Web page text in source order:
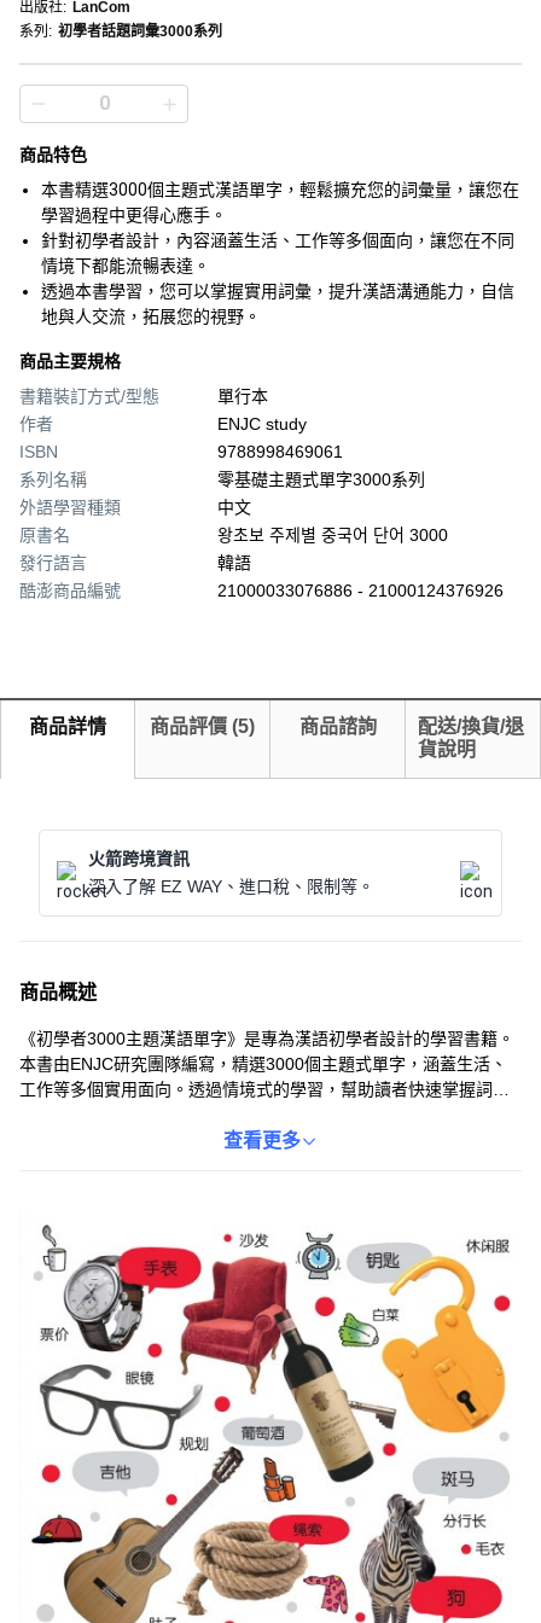
出版社: LanCom
系列 : 初學者話題詞彙3000系列
商品特色
本書精選3000個主題式漢語單字，輕鬆擴充您的詞彙量，讓您在
學習過程中更得心應手。
針對初學者設計，內容涵蓋生活、工作等多個面向，讓您在不同
情境下都能流暢表達。
透過本書學習，您可以掌握實用詞彙，提升漢語溝通能力，自信
地與人交流，拓展您的視野。
商品主要規格
書籍裝訂方式/型態
單行本
作者
ENJC study
ISBN
9788998469061
系列名稱
零基礎主題式單字3000系列
外語學習種類
中文
原書名
왕초보 주제별 중국어 단어 3000
發行語言
韓語
酷澎商品編號
21000033076886 - 21000124376926
商品詳情 商品評價 (5) 商品諮詢
配送/換貨/退
貨說明
火箭跨境資訊
深入了解 EZ WAY、進口稅、限制等。
商品概述
《初學者3000主題漢語單字》是專為漢語初學者設計的學習書籍。
本書由ENJC研究團隊編寫，精選3000個主題式單字，涵蓋生活、
工作等多個實用面向。透過情境式的學習，幫助讀者快速掌握詞
漢語的最佳夥伴。無論您是自學還是課堂學習，本書都能為您提供
查看更多